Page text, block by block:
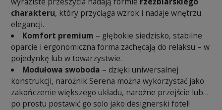
charakteru, który przyciąga wzrok i nadaje wnętrzu
elegancji.
Komfort premium – głębokie siedzisko, stabilne
oparcie i ergonomiczna forma zachęcają do relaksu – w
pojedynkę lub w towarzystwie.
Modułowa swoboda – dzięki uniwersalnej
konstrukcji, narożnik Serena można wykorzystać jako
zakończenie większego układu, narożne przejście lub…
po prostu postawić go solo jako designerski fotel!